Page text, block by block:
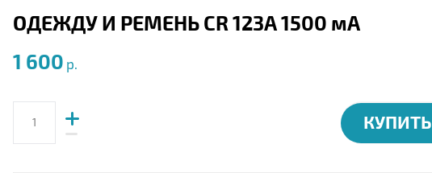
ОДЕЖДУ И РЕМЕНЬ CR 123А 1500 мА
1 600 р
КУПИТЬ